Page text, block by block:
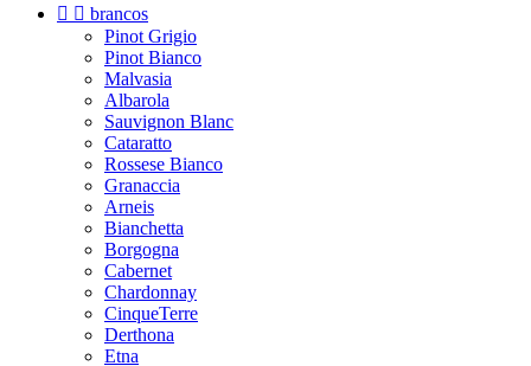
  brancos
Pinot Grigio
Pinot Bianco
Malvasia
Albarola
Sauvignon Blanc
Cataratto
Rossese Bianco
Granaccia
Arneis
Bianchetta
Borgogna
Cabernet
Chardonnay
CinqueTerre
Derthona
Etna